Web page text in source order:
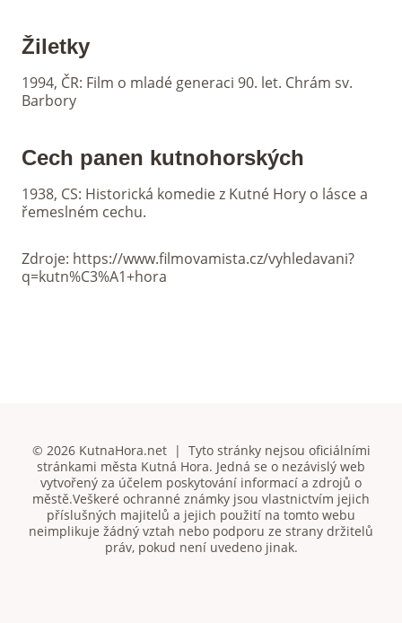
Žiletky
1994, ČR: Film o mladé generaci 90. let. Chrám sv.
Barbory
Cech panen kutnohorských
1938, CS: Historická komedie z Kutné Hory o lásce a
řemeslném cechu.
Zdroje: https://www.filmovamista.cz/vyhledavani?
q=kutn%C3%A1+hora
© 2026 KutnaHora.net | Tyto stránky nejsou oficiálními
stránkami města Kutná Hora. Jedná se o nezávislý web
vytvořený za účelem poskytování informací a zdrojů o
městě.Veškeré ochranné známky jsou vlastnictvím jejich
příslušných majitelů a jejich použití na tomto webu
neimplikuje žádný vztah nebo podporu ze strany držitelů
práv, pokud není uvedeno jinak.